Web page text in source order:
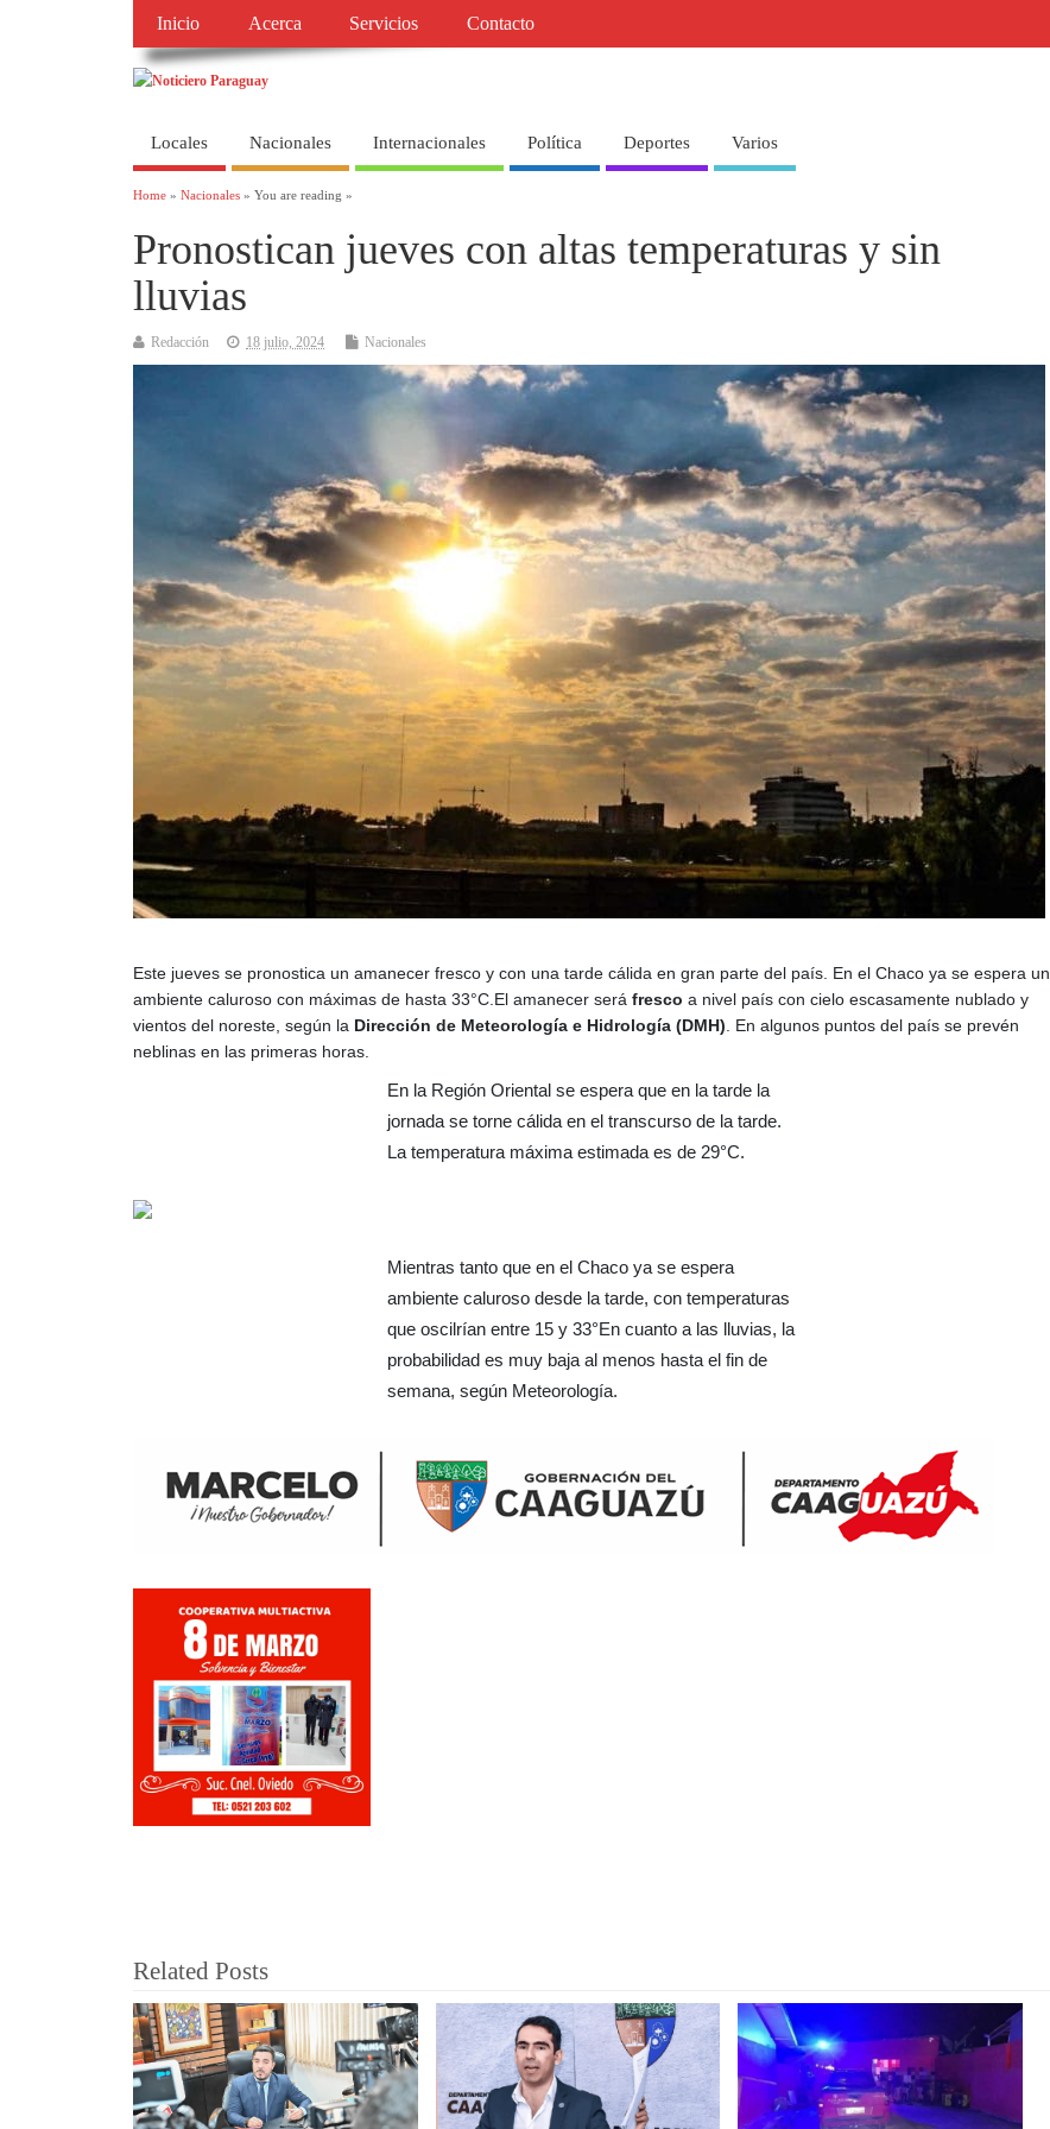
Inicio Acerca Servicios Contacto
Locales Nacionales Internacionales Política Deportes Varios
Home » Nacionales » You are reading »
Pronostican jueves con altas temperaturas y sin
lluvias
Redacción 18 julio, 2024 Nacionales
Este jueves se pronostica un amanecer fresco y con una tarde cálida en gran parte del país. En el Chaco ya se espera un
ambiente caluroso con máximas de hasta 33°C.El amanecer será fresco a nivel país con cielo escasamente nublado y
vientos del noreste, según la Dirección de Meteorología e Hidrología (DMH). En algunos puntos del país se prevén
neblinas en las primeras horas.
En la Región Oriental se espera que en la tarde la
jornada se torne cálida en el transcurso de la tarde.
La temperatura máxima estimada es de 29°C.
Mientras tanto que en el Chaco ya se espera
ambiente caluroso desde la tarde, con temperaturas
que oscilrían entre 15 y 33°En cuanto a las lluvias, la
probabilidad es muy baja al menos hasta el fin de
semana, según Meteorología.
Related Posts